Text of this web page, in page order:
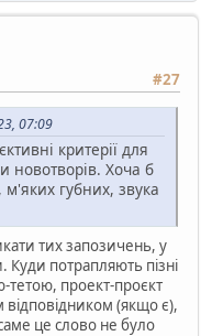
#27
07:09
критерії для
новотворів. Хоча б
губних, звука
тих запозичень, у
потрапляють пізні
тетою, проект-проєкт
(якщо є),
це слово не було